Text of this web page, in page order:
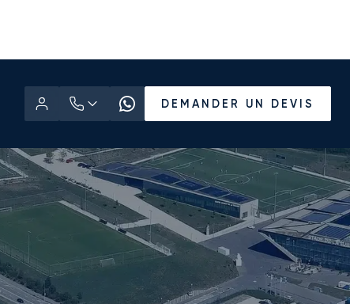
DEMANDER UN DEVIS